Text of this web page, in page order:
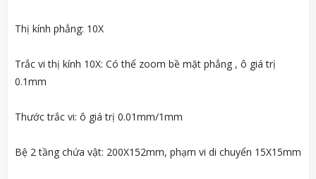
Thị kính phẳng: 10X
Trắc vi thị kính 10X: Có thể zoom bề mặt phẳng , ô giá trị
0.1mm
Thước trắc vi: ô giá trị 0.01mm/1mm
Bệ 2 tầng chứa vật: 200X152mm, phạm vi di chuyển 15X15mm